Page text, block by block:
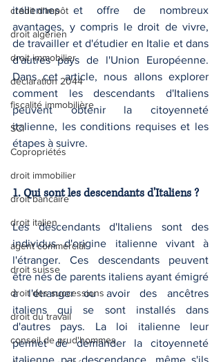
crédit d'impôt
droit algérien
droit immobilier
déclaration 2044
fiscalité immobilière
SCI
Copropriétés
droit immobilier
droit bancaire
droit italien
agent commercial
droit suisse
droit des successions
droit du travail
conseil de prud'hommes
italiennes et offre de nombreux
avantages, y compris le droit de vivre,
de travailler et d'étudier en Italie et dans
d'autres pays de l'Union Européenne.
Dans cet article, nous allons explorer
comment les descendants d'Italiens
peuvent obtenir la citoyenneté
italienne, les conditions requises et les
étapes à suivre.
1. Qui sont les descendants d'Italiens ?
Les descendants d'Italiens sont des
individus d'origine italienne vivant à
l'étranger. Ces descendants peuvent
être nés de parents italiens ayant émigré
à l'étranger ou avoir des ancêtres
italiens qui se sont installés dans
d'autres pays. La loi italienne leur
permet de demander la citoyenneté
italienne par descendance, même s'ils